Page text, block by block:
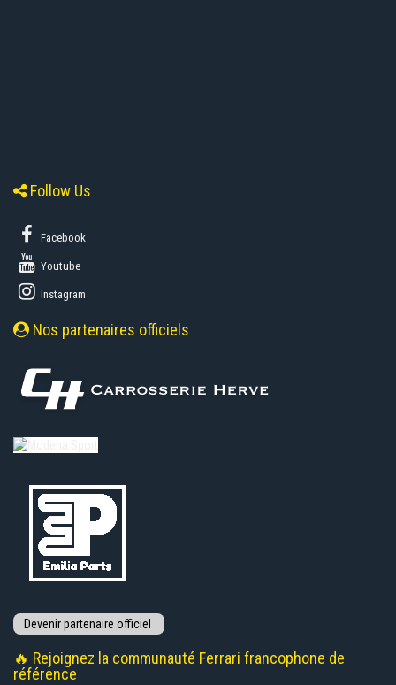
Follow Us
Facebook
Youtube
Instagram
Nos partenaires officiels
🔥 Rejoignez la communauté Ferrari francophone de
référence